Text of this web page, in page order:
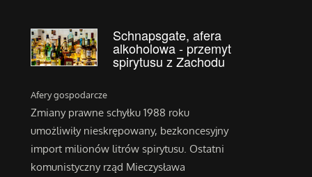
Schnapsgate, afera
alkoholowa - przemyt
spirytusu z Zachodu
Afery gospodarcze
Zmiany prawne schyłku 1988 roku
umożliwiły nieskrępowany, bezkoncesyjny
import milionów litrów spirytusu. Ostatni
komunistyczny rząd Mieczysława